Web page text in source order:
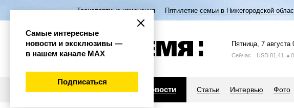
Транспортные изменения Пятилетие семьи в Нижегородской
Пятница, 7 августа
Сейчас USD 81,41
Новости Статьи Интервью Фото
Самые интересные
новости и эксклюзивы —
в нашем канале МАХ
Подписаться